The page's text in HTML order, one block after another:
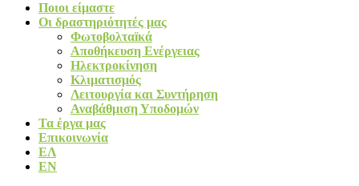
Ποιοι είμαστε
Οι δραστηριότητές μας
Φωτοβολταïκά​
Αποθήκευση Ενέργειας
Ηλεκτροκίνηση
Κλιματισμός
Λειτουργία και Συντήρηση
Αναβάθμιση Υποδομών
Τα έργα μας
Επικοινωνία
ΕΛ
EN